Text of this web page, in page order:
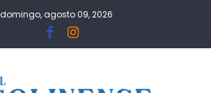
domingo, agosto 09, 2026